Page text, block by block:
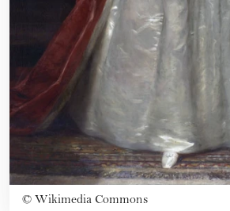
© Wikimedia Commons